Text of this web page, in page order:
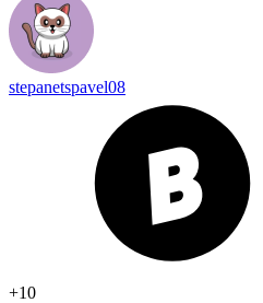
stepanetspavel08
+10